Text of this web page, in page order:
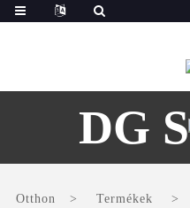
DG
Otthon Termékek